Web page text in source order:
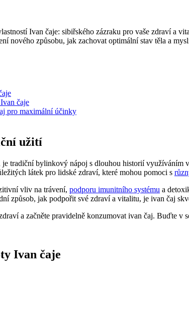
Ivan čaje: sibiřského zázraku pro vaše zdraví a
nového způsobu, jak zachovat optimální stav těla a
čaje
pro maximální účinky
užití
tradiční bylinkový nápoj s dlouhou historií využíváním
látek pro lidské zdraví, které mohou pomoci s
vliv na trávení, podporu imunitního systému a
způsob, jak podpořit své zdraví a vitalitu, je ivan čaj
a začněte pravidelně konzumovat ivan čaj. Buďte
Ivan čaje